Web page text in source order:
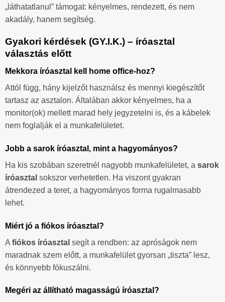
„láthatatlanul” támogat: kényelmes, rendezett, és nem
akadály, hanem segítség.
Gyakori kérdések (GY.I.K.) – íróasztal
választás előtt
Mekkora íróasztal kell home office-hoz?
Attól függ, hány kijelzőt használsz és mennyi kiegészítőt
tartasz az asztalon. Általában akkor kényelmes, ha a
monitor(ok) mellett marad hely jegyzetelni is, és a kábelek
nem foglalják el a munkafelületet.
Jobb a sarok íróasztal, mint a hagyományos?
Ha kis szobában szeretnél nagyobb munkafelületet, a sarok
íróasztal sokszor verhetetlen. Ha viszont gyakran
átrendezed a teret, a hagyományos forma rugalmasabb
lehet.
Miért jó a fiókos íróasztal?
A fiókos íróasztal segít a rendben: az apróságok nem
maradnak szem előtt, a munkafelület gyorsan „tiszta” lesz,
és könnyebb fókuszálni.
Megéri az állítható magasságú íróasztal?